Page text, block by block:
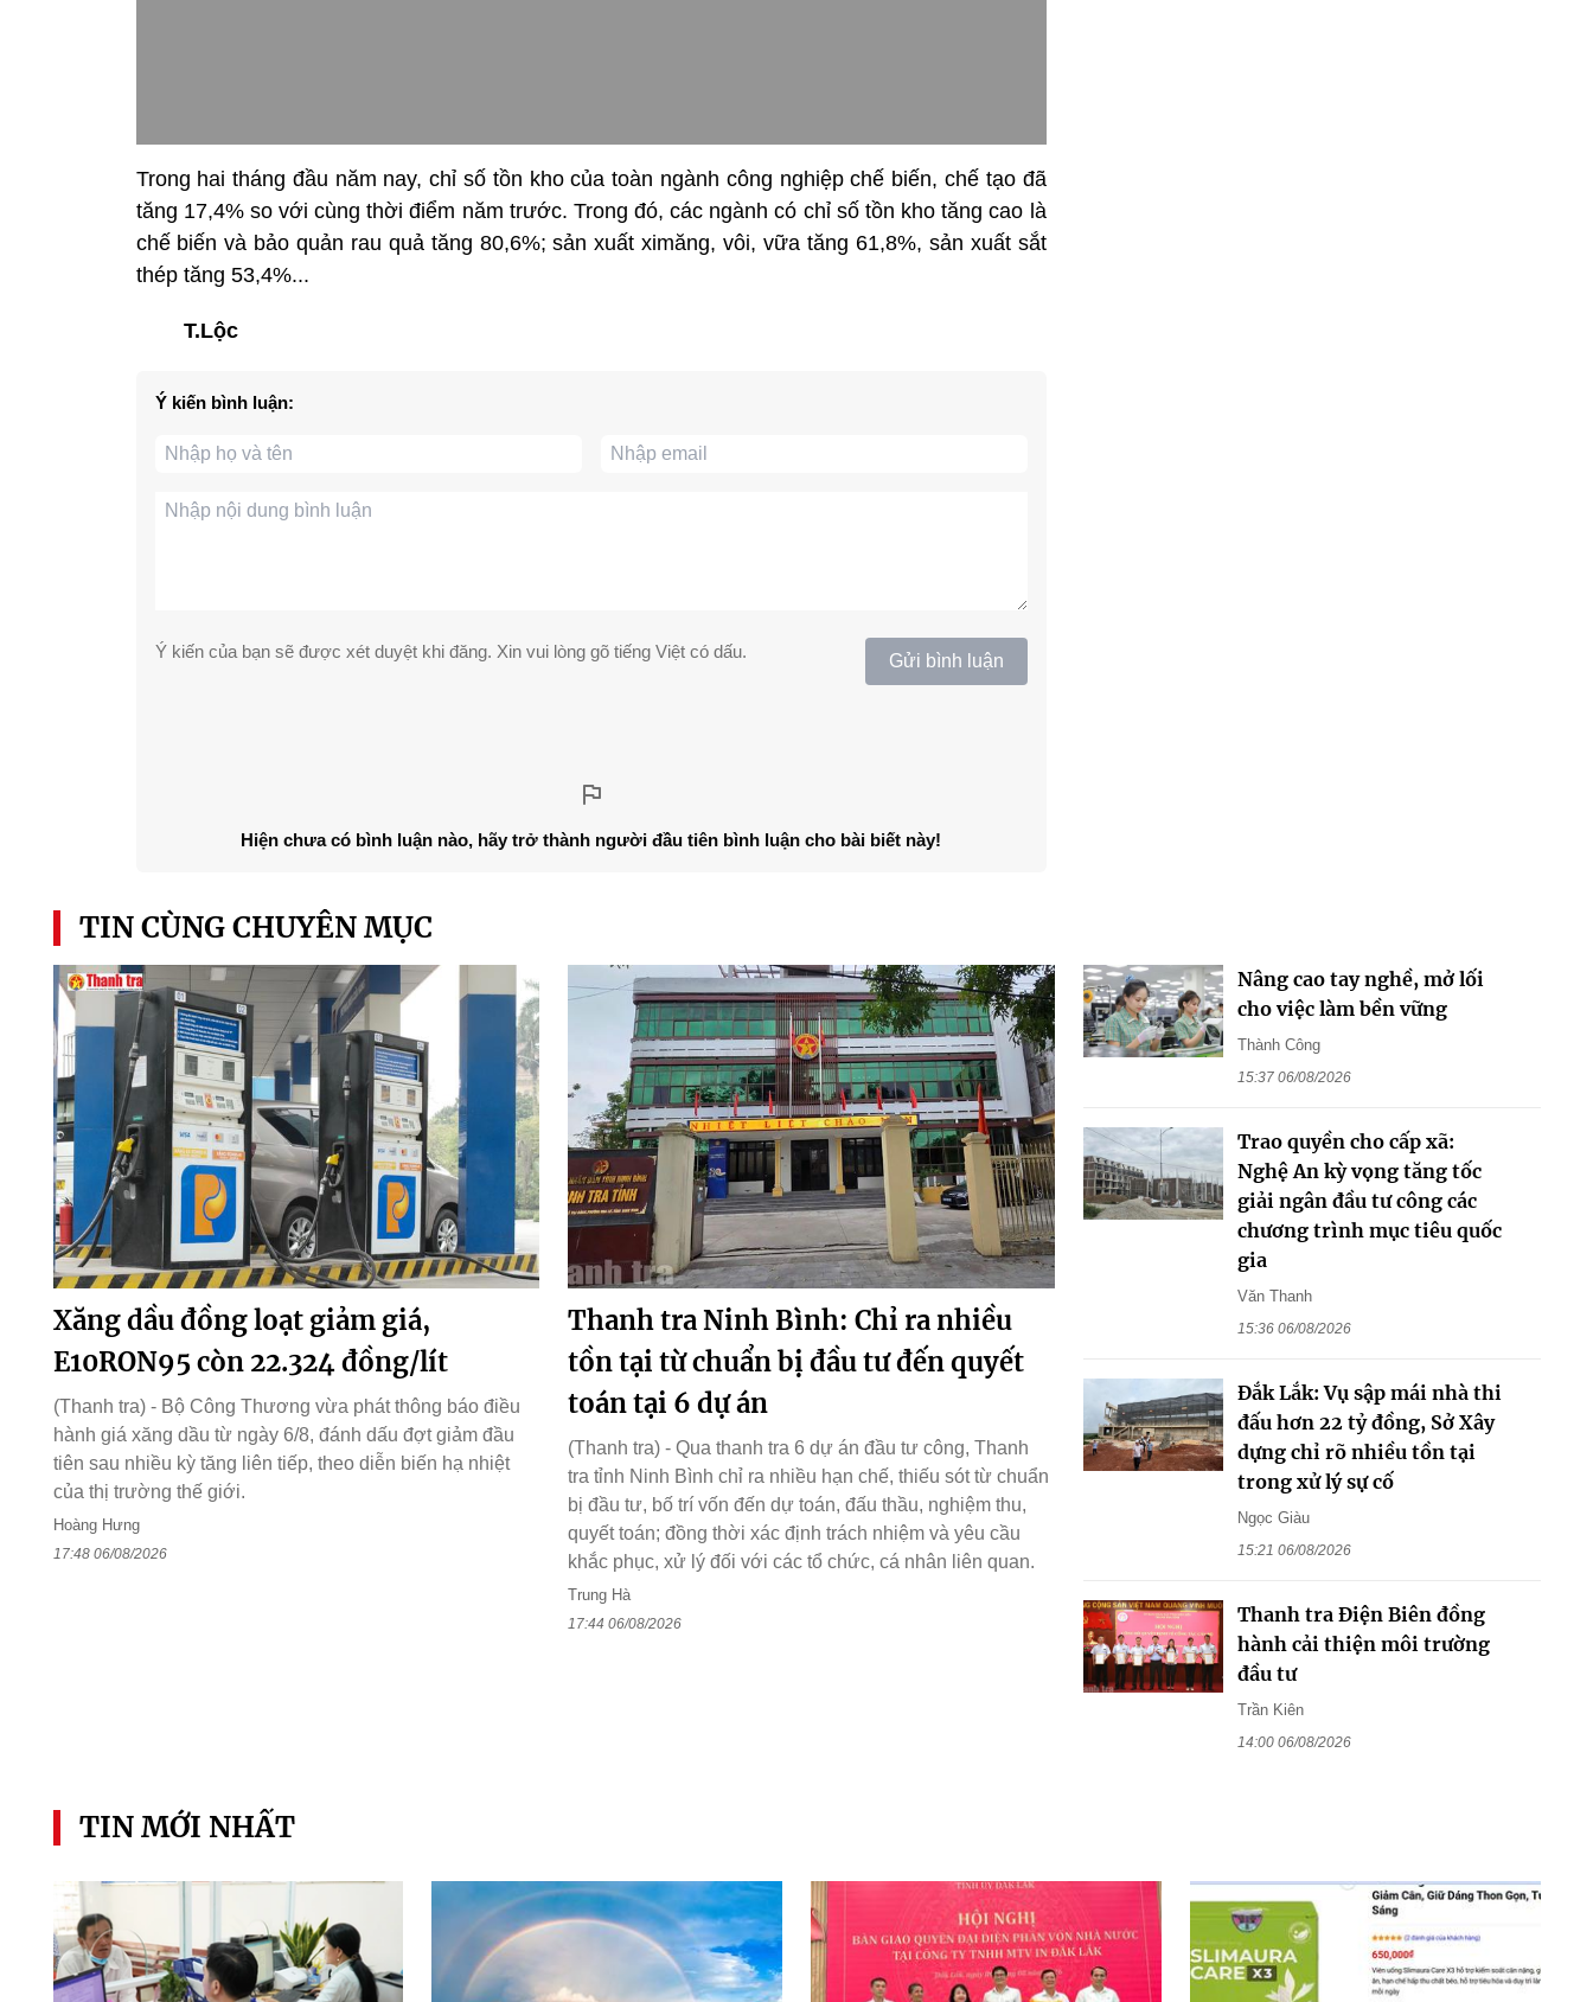
Trong hai tháng đầu năm nay, chỉ số tồn kho của toàn ngành công nghiệp chế biến, chế tạo đã
tăng 17,4% so với cùng thời điểm năm trước. Trong đó, các ngành có chỉ số tồn kho tăng cao là
chế biến và bảo quản rau quả tăng 80,6%; sản xuất ximăng, vôi, vữa tăng 61,8%, sản xuất sắt
thép tăng 53,4%...
T.Lộc
Ý kiến bình luận:
Ý kiến của bạn sẽ được xét duyệt khi đăng. Xin vui lòng gõ tiếng Việt có dấu. Gửi bình luận
Hiện chưa có bình luận nào, hãy trở thành người đầu tiên bình luận cho bài biết này!
TIN CÙNG CHUYÊN MỤC
Xăng dầu đồng loạt giảm giá,
E10RON95 còn 22.324 đồng/lít
(Thanh tra) - Bộ Công Thương vừa phát thông báo điều
hành giá xăng dầu từ ngày 6/8, đánh dấu đợt giảm đầu
tiên sau nhiều kỳ tăng liên tiếp, theo diễn biến hạ nhiệt
của thị trường thế giới.
Hoàng Hưng
17:48 06/08/2026
Thanh tra Ninh Bình: Chỉ ra nhiều
tồn tại từ chuẩn bị đầu tư đến quyết
toán tại 6 dự án
(Thanh tra) - Qua thanh tra 6 dự án đầu tư công, Thanh
tra tỉnh Ninh Bình chỉ ra nhiều hạn chế, thiếu sót từ chuẩn
bị đầu tư, bố trí vốn đến dự toán, đấu thầu, nghiệm thu,
quyết toán; đồng thời xác định trách nhiệm và yêu cầu
khắc phục, xử lý đối với các tổ chức, cá nhân liên quan.
Trung Hà
17:44 06/08/2026
Nâng cao tay nghề, mở lối
cho việc làm bền vững
Thành Công
15:37 06/08/2026
Trao quyền cho cấp xã:
Nghệ An kỳ vọng tăng tốc
giải ngân đầu tư công các
chương trình mục tiêu quốc
gia
Văn Thanh
15:36 06/08/2026
Đắk Lắk: Vụ sập mái nhà thi
đấu hơn 22 tỷ đồng, Sở Xây
dựng chỉ rõ nhiều tồn tại
trong xử lý sự cố
Ngọc Giàu
15:21 06/08/2026
Thanh tra Điện Biên đồng
hành cải thiện môi trường
đầu tư
Trần Kiên
14:00 06/08/2026
TIN MỚI NHẤT